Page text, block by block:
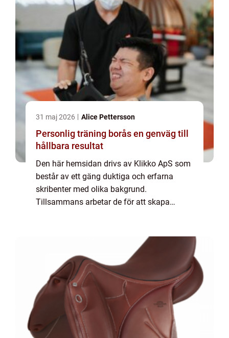
31 maj 2026 Alice Pettersson
Personlig träning borås en genväg till
hållbara resultat
Den här hemsidan drivs av Klikko ApS som
består av ett gäng duktiga och erfarna
skribenter med olika bakgrund.
Tillsammans arbetar de för att skapa